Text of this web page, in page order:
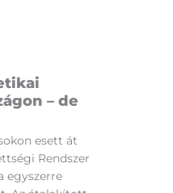
– de
esett át
Rendszer
egyszerre